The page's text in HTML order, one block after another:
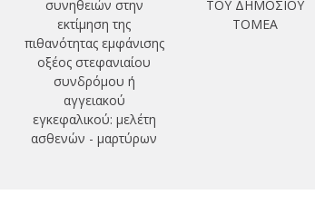
συνηθειών στην
εκτίμηση της
πιθανότητας εμφάνισης
οξέος στεφανιαίου
συνδρόμου ή
αγγειακού
εγκεφαλικού: μελέτη
ασθενών - μαρτύρων
ΤΟΥ ΔΗΜΟΣΙΟΥ
ΤΟΜΕΑ